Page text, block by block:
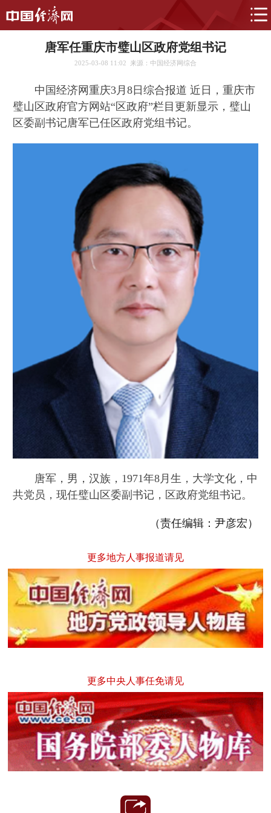
唐军任重庆市璧山区政府党组书记
2025-03-08 11:02 来源：中国经济网综合
中国经济网重庆3月8日综合报道 近日，重庆市
璧山区政府官方网站“区政府”栏目更新显示，璧山
区委副书记唐军已任区政府党组书记。
唐军，男，汉族，1971年8月生，大学文化，中
共党员，现任璧山区委副书记，区政府党组书记。
（责任编辑：尹彦宏）
更多地方人事报道请见
更多中央人事任免请见